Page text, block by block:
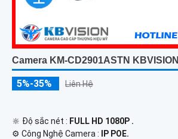
Camera KM-CD2901ASTN KBVISION
5%-35% Liên Hệ
🔆 Độ sắc nét : FULL HD 1080P .
⚙ Công Nghệ Camera :
IP POE.